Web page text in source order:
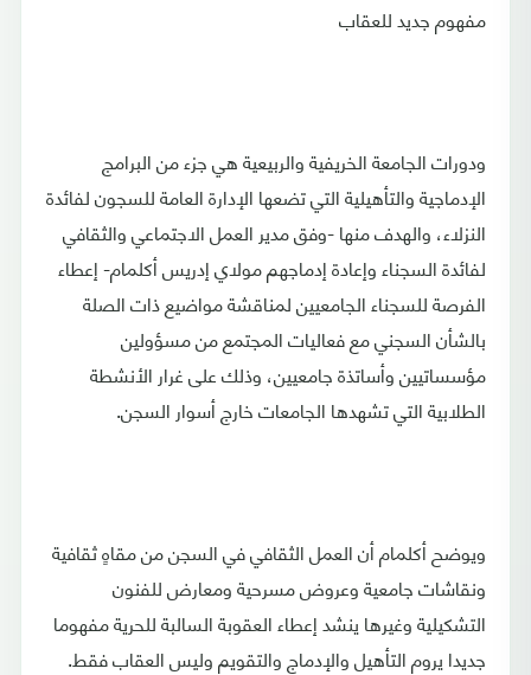
مفهوم جديد للعقاب
ودورات الجامعة الخريفية والربيعية هي جزء من البرامج
الإدماجية والتأهيلية التي تضعها الإدارة العامة للسجون لفائدة
النزلاء، والهدف منها -وفق مدير العمل الاجتماعي والثقافي
لفائدة السجناء وإعادة إدماجهم مولاي إدريس أكلمام- إعطاء
الفرصة للسجناء الجامعيين لمناقشة مواضيع ذات الصلة
بالشأن السجني مع فعاليات المجتمع من مسؤولين
مؤسساتيين وأساتذة جامعيين، وذلك على غرار الأنشطة
الطلابية التي تشهدها الجامعات خارج أسوار السجن.
ويوضح أكلمام أن العمل الثقافي في السجن من مقاهٍ ثقافية
ونقاشات جامعية وعروض مسرحية ومعارض للفنون
التشكيلية وغيرها ينشد إعطاء العقوبة السالبة للحرية مفهوما
جديدا يروم التأهيل والإدماج والتقويم وليس العقاب فقط.